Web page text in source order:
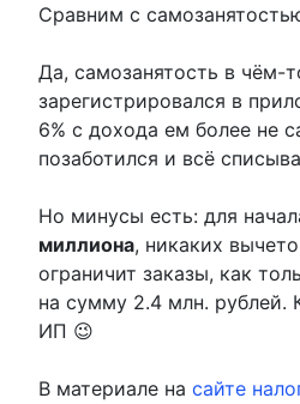
Сравним с
Да, самозанятость в чём-
зарегистрировался в
6% с дохода ем более не
позаботился и всё
Но минусы есть: для
миллиона, никаких
ограничит заказы, как
на сумму 2.4 млн. рублей.
ИП 😉
В материале на сайте